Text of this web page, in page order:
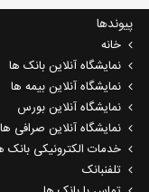
پیوندها
خانه
نمایشگاه آنلاین بانک ها
نمایشگاه آنلاین بیمه ها
نمایشگاه آنلاین بورس
نمایشگاه آنلاین صرافی ها
خدمات الکترونیکی بانک ها
تلفنبانک